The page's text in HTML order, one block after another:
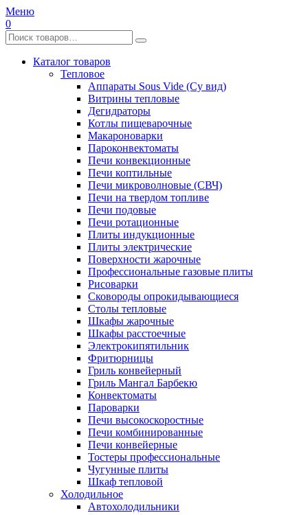
Меню
0
Каталог товаров
Тепловое
Аппараты Sous Vide (Су вид)
Витрины тепловые
Дегидраторы
Котлы пищеварочные
Макароноварки
Пароконвектоматы
Печи конвекционные
Печи коптильные
Печи микроволновые (СВЧ)
Печи на твердом топливе
Печи подовые
Печи ротационные
Плиты индукционные
Плиты электрические
Поверхности жарочные
Профессиональные газовые плиты
Рисоварки
Сковороды опрокидывающиеся
Столы тепловые
Шкафы жарочные
Шкафы расстоечные
Электрокипятильник
Фритюрницы
Гриль конвейерный
Гриль Мангал Барбекю
Конвектоматы
Пароварки
Печи высокоскоростные
Печи комбинированные
Печи конвейерные
Тостеры профессиональные
Чугунные плиты
Шкаф тепловой
Холодильное
Автохолодильники